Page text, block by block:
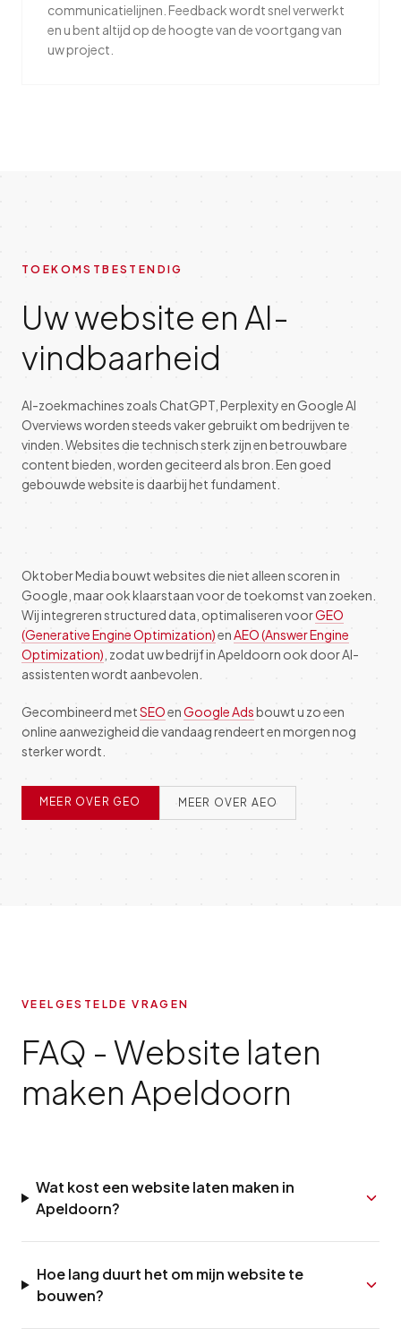
communicatielijnen. Feedback wordt snel verwerkt
en u bent altijd op de hoogte van de voortgang van
uw project.
TOEKOMSTBESTENDIG
Uw website en AI-
vindbaarheid
AI-zoekmachines zoals ChatGPT, Perplexity en Google AI
Overviews worden steeds vaker gebruikt om bedrijven te
vinden. Websites die technisch sterk zijn en betrouwbare
content bieden, worden geciteerd als bron. Een goed
gebouwde website is daarbij het fundament.
Oktober Media bouwt websites die niet alleen scoren in
Google, maar ook klaarstaan voor de toekomst van zoeken.
Wij integreren structured data, optimaliseren voorGEO
(Generative Engine Optimization)enAEO (Answer Engine
Optimization) , zodat uw bedrijf in Apeldoorn ook door AI-
assistenten wordt aanbevolen.
Gecombineerd metSEOenGoogle Adsbouwt u zo een
online aanwezigheid die vandaag rendeert en morgen nog
sterker wordt.
MEER OVER GEO MEER OVER AEO
VEELGESTELDE VRAGEN
FAQ - Website laten
maken Apeldoorn
Wat kost een website laten maken in
Apeldoorn?
Hoe lang duurt het om mijn website te
bouwen?